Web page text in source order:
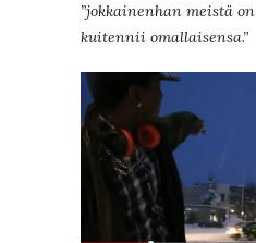
”jokkainenhan meistä on
kuitennii omallaisensa.”